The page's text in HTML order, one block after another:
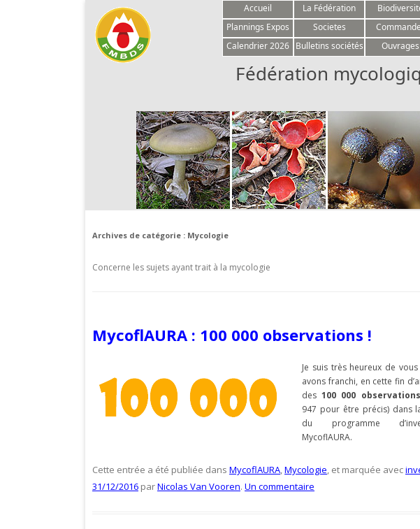
Accueil La Fédération
Plannings Expos
Societes
Calendrier 2026 Bulletins sociétés Ouvrages
Fédération
Archives de catégorie : Mycologie
Concerne les sujets ayant trait à la mycologie
MycoflAURA : 100 000 observations !
Je suis très heureux de
avons franchi, en cette fin
des100 000 observations
947 pour être précis) dans
du programme
MycoflAURA.
Cette entrée a été publiée dans MycoflAURA,Mycologie, et marquée avec
31/12/2016 parNicolas Van Vooren. Un commentaire